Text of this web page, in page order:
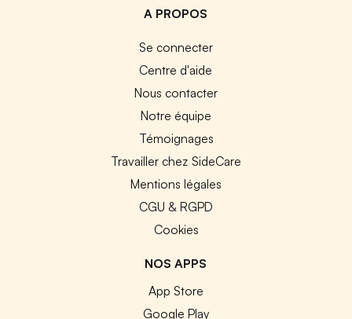
A PROPOS
Se connecter
Centre d'aide
Nous contacter
Notre équipe
Témoignages
Travailler chez SideCare
Mentions légales
CGU & RGPD
Cookies
NOS APPS
App Store
Google Play